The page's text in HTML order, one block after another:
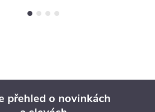
přehled o novinkách